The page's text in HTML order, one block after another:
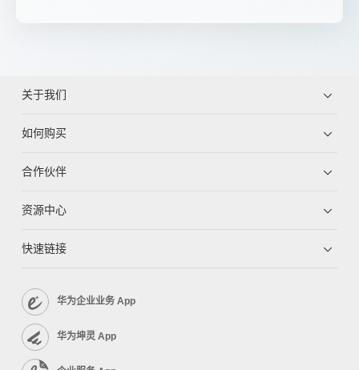
关于我们
如何购买
合作伙伴
资源中心
快速链接
华为企业业务 App
华为坤灵 App